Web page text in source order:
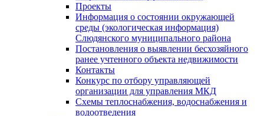
Проекты
Информация о состоянии окружающей
среды (экологическая информация)
Слюдянского муниципального района
Постановления о выявлении бесхозяйного
ранее учтенного объекта недвижимости
Контакты
Конкурс по отбору управляющей
организации для управления МКД
Схемы теплоснабжения, водоснабжения и
водоотведения